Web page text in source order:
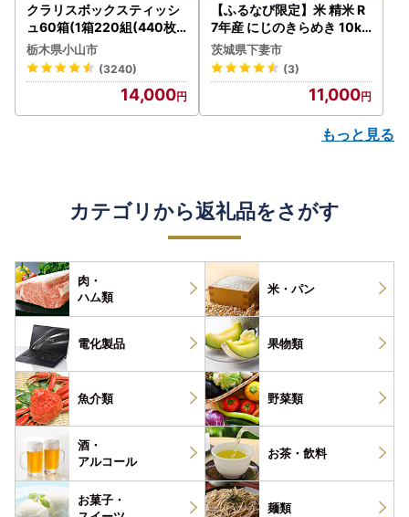
クラリスボックスティッシ
ュ60箱(1箱220組(440枚))
(5個入り×12セット)【配送
不可地域：離島・沖縄県】
【1256759】
栃木県小山市
(3240)
14,000
【ふるなび限定】米 精米 R
7年産 にじのきらめき 10kg
10月 FN-Limited-PR
茨城県下妻市
(3)
11,000
もっと見る
カテゴリから返礼品をさがす
肉・
ハム類
米・パン
電化製品 果物類
魚介類 野菜類
酒・
アルコール
お茶・ 飲料
お菓子・
麺類